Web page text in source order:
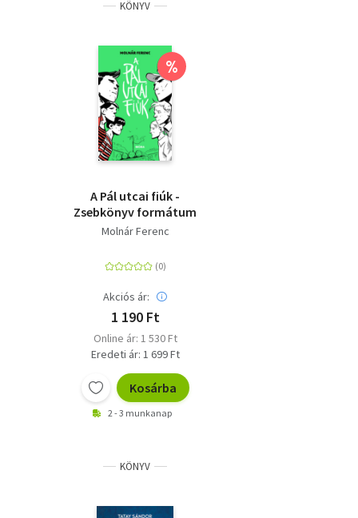
KÖNYV
%
A Pál utcai fiúk -
Zsebkönyv formátum
Molnár Ferenc
Akciós ár:
1 190 Ft
Online ár: 1 530 Ft
Eredeti ár: 1 699 Ft
Kosárba
2 - 3 munkanap
KÖNYV